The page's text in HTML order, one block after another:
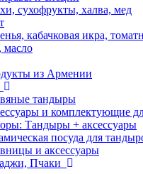
сухофрукты, халва, мед
кабачковая икра,
масло
из Армении
тандыры
и комплектующие
Тандыры + аксессуары
посуда для
и аксессуары
Пчаки